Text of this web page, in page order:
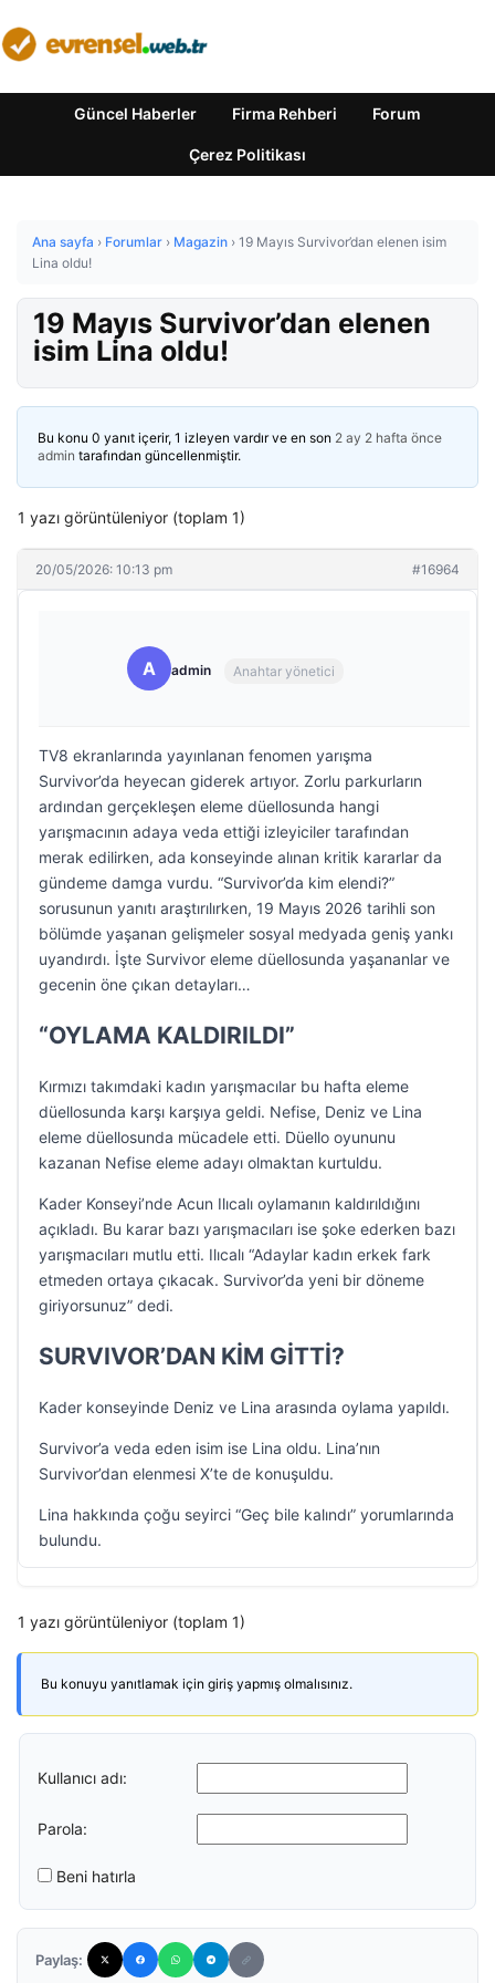
Güncel Haberler Firma Rehberi Forum
Çerez Politikası
Ana sayfa › Forumlar › Magazin › 19 Mayıs Survivor’dan elenen isim
Lina oldu!
19 Mayıs Survivor’dan elenen
isim Lina oldu!
Bu konu 0 yanıt içerir, 1 izleyen vardır ve en son 2 ay 2 hafta önce
admin tarafından güncellenmiştir.
1 yazı görüntüleniyor (toplam 1)
20/05/2026: 10:13 pm #16964
A admin Anahtar yönetici
TV8 ekranlarında yayınlanan fenomen yarışma
Survivor’da heyecan giderek artıyor. Zorlu parkurların
ardından gerçekleşen eleme düellosunda hangi
yarışmacının adaya veda ettiği izleyiciler tarafından
merak edilirken, ada konseyinde alınan kritik kararlar da
gündeme damga vurdu. “Survivor’da kim elendi?”
sorusunun yanıtı araştırılırken, 19 Mayıs 2026 tarihli son
bölümde yaşanan gelişmeler sosyal medyada geniş yankı
uyandırdı. İşte Survivor eleme düellosunda yaşananlar ve
gecenin öne çıkan detayları…
“OYLAMA KALDIRILDI”
Kırmızı takımdaki kadın yarışmacılar bu hafta eleme
düellosunda karşı karşıya geldi. Nefise, Deniz ve Lina
eleme düellosunda mücadele etti. Düello oyununu
kazanan Nefise eleme adayı olmaktan kurtuldu.
Kader Konseyi’nde Acun Ilıcalı oylamanın kaldırıldığını
açıkladı. Bu karar bazı yarışmacıları ise şoke ederken bazı
yarışmacıları mutlu etti. Ilıcalı “Adaylar kadın erkek fark
etmeden ortaya çıkacak. Survivor’da yeni bir döneme
giriyorsunuz” dedi.
SURVIVOR’DAN KİM GİTTİ?
Kader konseyinde Deniz ve Lina arasında oylama yapıldı.
Survivor’a veda eden isim ise Lina oldu. Lina’nın
Survivor’dan elenmesi X’te de konuşuldu.
Lina hakkında çoğu seyirci “Geç bile kalındı” yorumlarında
bulundu.
1 yazı görüntüleniyor (toplam 1)
Bu konuyu yanıtlamak için giriş yapmış olmalısınız.
Kullanıcı adı:
Parola:
Beni hatırla
Paylaş: